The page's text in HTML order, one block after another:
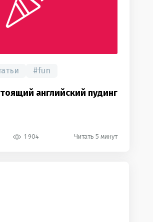
#fun
английский пудинг
1 904 Читать 5 минут